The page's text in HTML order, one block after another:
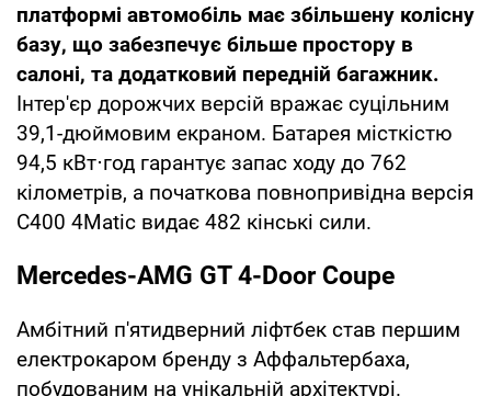
платформі автомобіль має збільшену колісну
базу, що забезпечує більше простору в
салоні, та додатковий передній багажник.
Інтер'єр дорожчих версій вражає суцільним
39,1-дюймовим екраном. Батарея місткістю
94,5 кВт⋅год гарантує запас ходу до 762
кілометрів, а початкова повнопривідна версія
C400 4Matic видає 482 кінські сили.
Mercedes-AMG GT 4-Door Coupe
Амбітний п'ятидверний ліфтбек став першим
електрокаром бренду з Аффальтербаха,
побудованим на унікальній архітектурі.